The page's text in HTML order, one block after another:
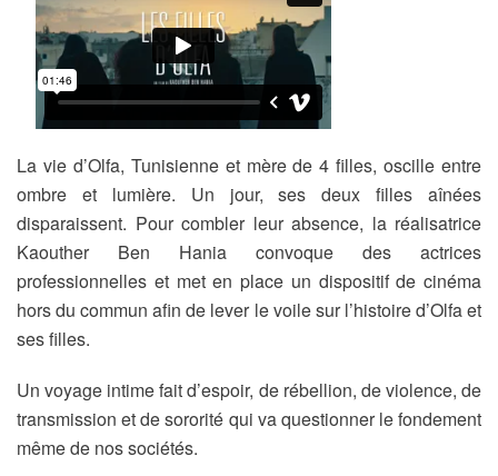
La vie d’Olfa, Tunisienne et mère de 4 filles, oscille entre
ombre et lumière. Un jour, ses deux filles aînées
disparaissent. Pour combler leur absence, la réalisatrice
Kaouther Ben Hania convoque des actrices
professionnelles et met en place un dispositif de cinéma
hors du commun afin de lever le voile sur l’histoire d’Olfa et
ses filles.
Un voyage intime fait d’espoir, de rébellion, de violence, de
transmission et de sororité qui va questionner le fondement
même de nos sociétés.